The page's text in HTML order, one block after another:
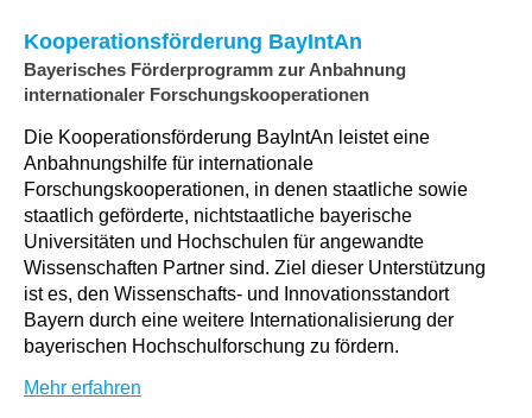
Kooperationsförderung BayIntAn
Bayerisches Förderprogramm zur Anbahnung
internationaler Forschungskooperationen
Die Kooperationsförderung BayIntAn leistet eine
Anbahnungshilfe für internationale
Forschungskooperationen, in denen staatliche sowie
staatlich geförderte, nichtstaatliche bayerische
Universitäten und Hochschulen für angewandte
Wissenschaften Partner sind. Ziel dieser Unterstützung
ist es, den Wissenschafts- und Innovationsstandort
Bayern durch eine weitere Internationalisierung der
bayerischen Hochschulforschung zu fördern.
Mehr erfahren